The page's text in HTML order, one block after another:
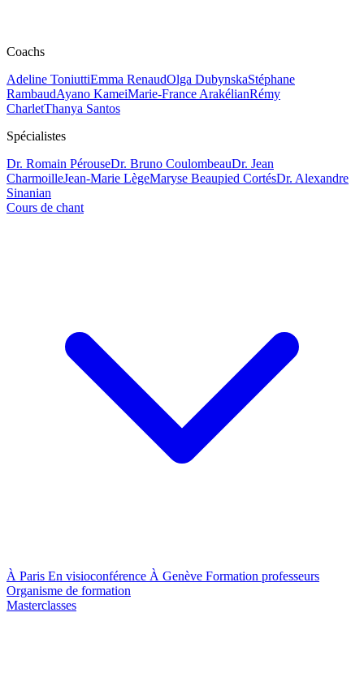
Coachs
Adeline ToniuttiEmma RenaudOlga DubynskaStéphane
RambaudAyano KameiMarie-France ArakélianRémy
CharletThanya Santos
Spécialistes
Dr. Romain PérouseDr. Bruno CoulombeauDr. Jean
CharmoilleJean-Marie LègeMaryse Beaupied CortésDr. Alexandre
Sinanian
Cours de chant
À Paris En visioconférence À Genève Formation professeurs
Organisme de formation
Masterclasses